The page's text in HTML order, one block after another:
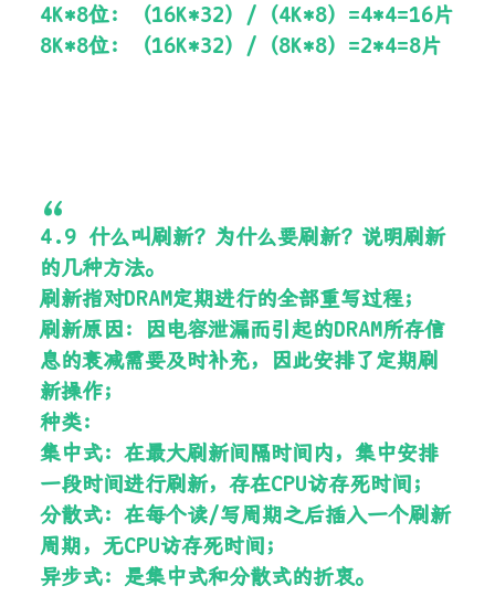
4K*8位：（16K*32）/（4K*8）=4*4=16片
8K*8位：（16K*32）/（8K*8）=2*4=8片
4.9 什么叫刷新？为什么要刷新？说明刷新
的几种方法。
刷新指对DRAM定期进行的全部重写过程；
刷新原因：因电容泄漏而引起的DRAM所存信
息的衰减需要及时补充，因此安排了定期刷
新操作；
种类：
集中式：在最大刷新间隔时间内，集中安排
一段时间进行刷新，存在CPU访存死时间；
分散式：在每个读/写周期之后插入一个刷新
周期，无CPU访存死时间；
异步式：是集中式和分散式的折衷。